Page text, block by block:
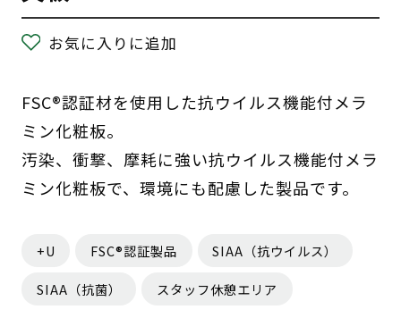
お気に入りに追加
FSC®認証材を使用した抗ウイルス機能付メラ
ミン化粧板。
汚染、衝撃、摩耗に強い抗ウイルス機能付メラ
ミン化粧板で、環境にも配慮した製品です。
+U FSC®認証製品 SIAA（抗ウイルス）
SIAA（抗菌） スタッフ休憩エリア